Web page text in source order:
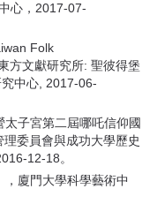
心，2017-07-
Folk
方文獻研究所: 聖彼得堡
中心, 2017-06-
子宮第二屆哪吒信仰國
委員會與成功大學歷史
12-18。
廈門大學科學藝術中